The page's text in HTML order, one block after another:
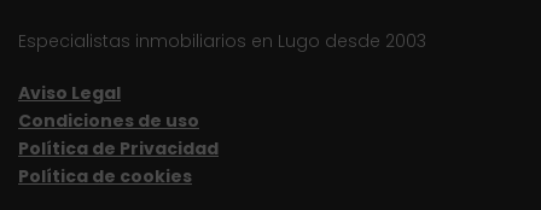
Especialistas inmobiliarios en Lugo desde 2003
Aviso Legal
Condiciones de uso
Política de Privacidad
Política de cookies